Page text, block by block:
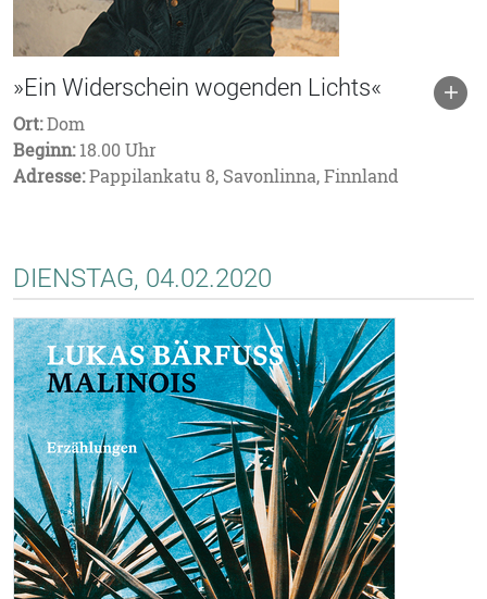
»Ein Widerschein wogenden Lichts«
Ort:Dom
Beginn:18.00 Uhr
Adresse:Pappilankatu 8, Savonlinna, Finnland
DIENSTAG, 04.02.2020